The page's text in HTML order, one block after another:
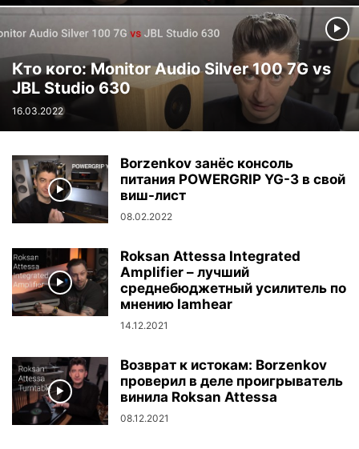
Кто кого: Monitor Audio Silver 100 7G vs
JBL Studio 630
16.03.2022
Borzenkov занёс консоль
питания POWERGRIP YG-3 в свой
виш-лист
08.02.2022
Roksan Attessa Integrated
Amplifier – лучший
среднебюджетный усилитель по
мнению Iamhear
14.12.2021
Возврат к истокам: Borzenkov
проверил в деле проигрыватель
винила Roksan Attessa
08.12.2021